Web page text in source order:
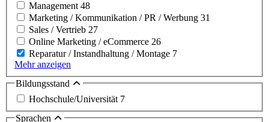
Management48
Marketing / Kommunikation / PR / Werbung 31
Sales / Vertrieb 27
Online Marketing / eCommerce 26
Reparatur / Instandhaltung / Montage 7
Mehr anzeigen
Bildungsstand
Hochschule/Universität 7
Sprachen